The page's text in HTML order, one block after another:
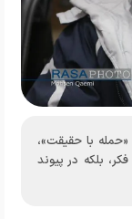
«حمله با حقیقت»،
بلکه در پیوند